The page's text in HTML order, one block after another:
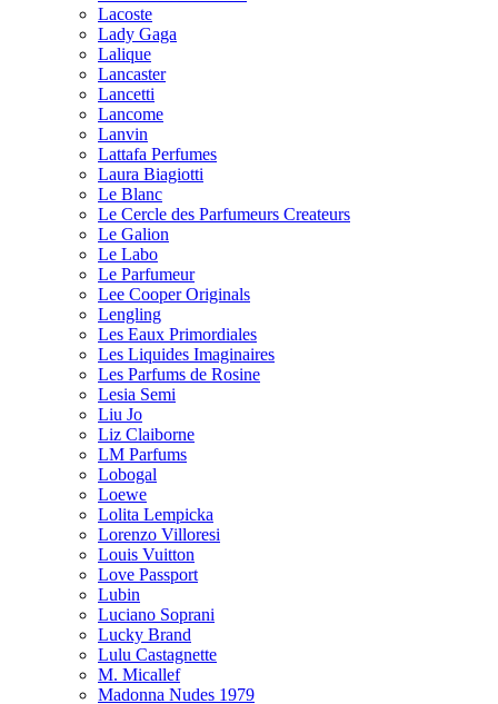
Lacoste
Lady Gaga
Lalique
Lancaster
Lancetti
Lancome
Lanvin
Lattafa Perfumes
Laura Biagiotti
Le Blanc
Le Cercle des Parfumeurs Createurs
Le Galion
Le Labo
Le Parfumeur
Lee Cooper Originals
Lengling
Les Eaux Primordiales
Les Liquides Imaginaires
Les Parfums de Rosine
Lesia Semi
Liu Jo
Liz Claiborne
LM Parfums
Lobogal
Loewe
Lolita Lempicka
Lorenzo Villoresi
Louis Vuitton
Love Passport
Lubin
Luciano Soprani
Lucky Brand
Lulu Castagnette
M. Micallef
Madonna Nudes 1979